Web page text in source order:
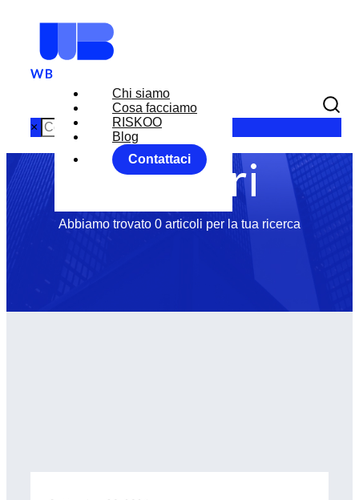
Chi siamo
Cosa facciamo
RISKOO
Blog
Contattaci
×
Tag: mercati
azionari
Abbiamo trovato 0 articoli per la tua ricerca